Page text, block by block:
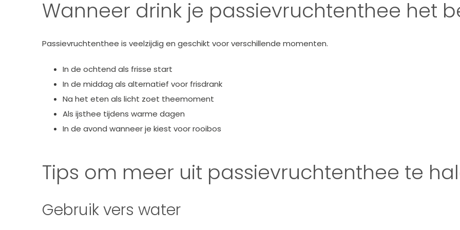
Wanneer drink je passievruchtenthee het
Passievruchtenthee is veelzijdig en geschikt voor verschillende momenten.
In de ochtend als frisse start
In de middag als alternatief voor frisdrank
Na het eten als licht zoet theemoment
Als ijsthee tijdens warme dagen
In de avond wanneer je kiest voor rooibos
Tips om meer uit passievruchtenthee te
Gebruik vers water